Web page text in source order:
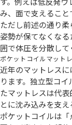
み、面で支えること
ただし前述の通り
姿勢が保てなくな
囲で体圧を分散して
ポケットコイルマット
近年のマットレス
ります。独立型コ
たマットレスは代
とに沈み込みを支
ポケットコイルは